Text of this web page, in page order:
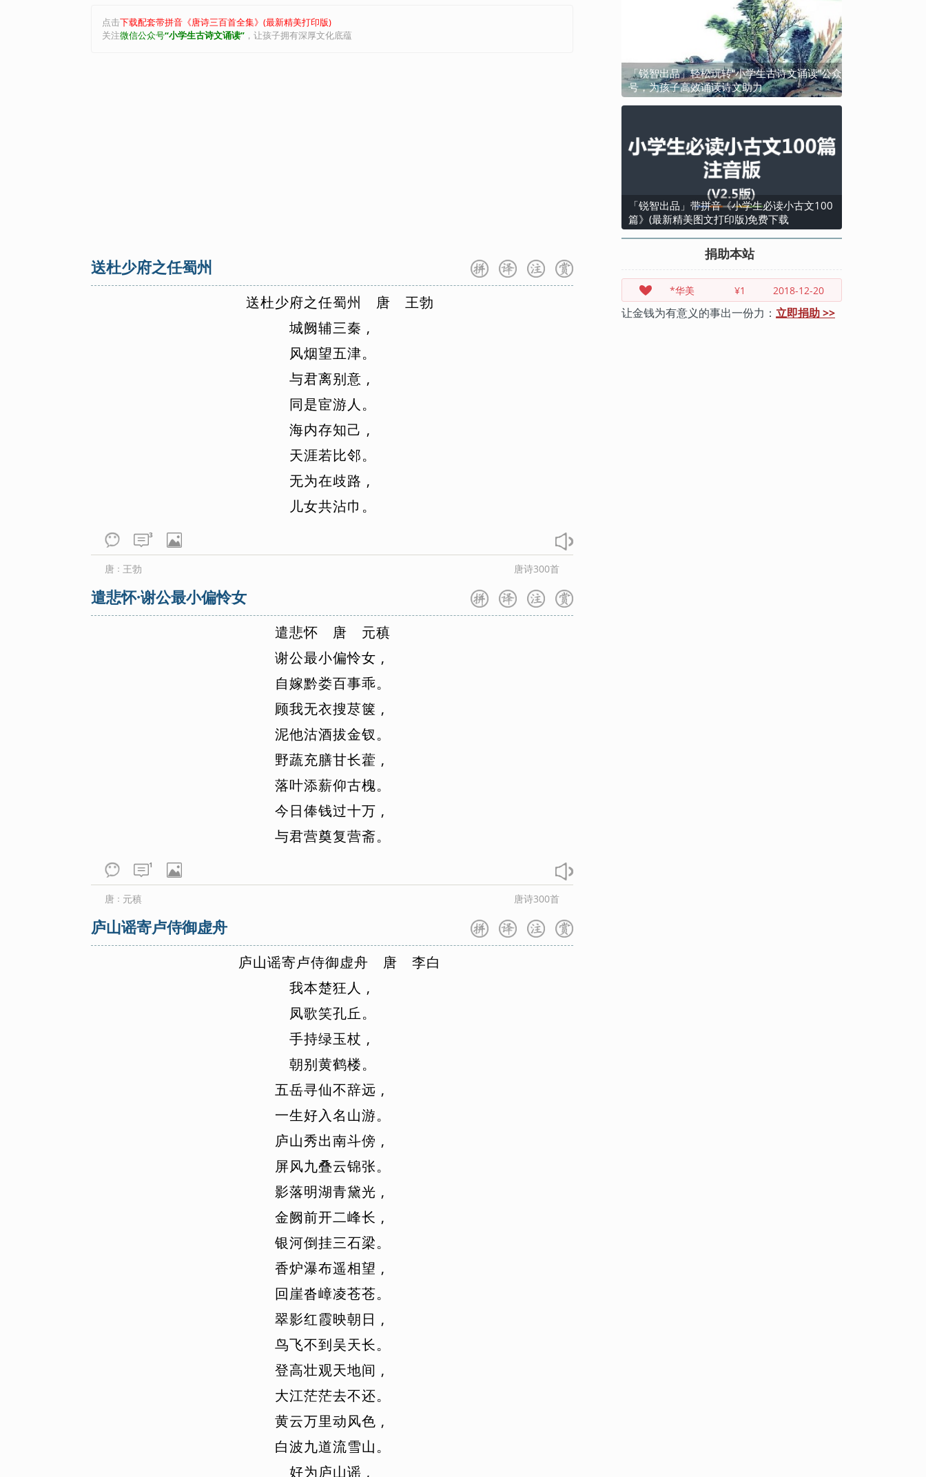
天气的严寒，使“敢将十指夸针巧”的女子不那么得心应手了，而时不我待，偏偏驿使就要出发，人
点击下载配套带拼音《唐诗三百首全集》(最新精美打印版)
关注微信公众号“小学生古诗文诵读” ，让孩子拥有深厚文化底蕴
送杜少府之任蜀州
送杜少府之任蜀州 唐 王勃
城阙辅三秦 ,
风烟望五津。
与君离别意 ,
同是宦游人 。
海内存知己 ,
天涯若比邻。
无为在歧路 ,
儿女共沾巾 。
3
唐 ： 王勃 唐诗300首
遣悲怀·谢公最小偏怜女
遣悲怀 唐 元稹
谢公最小偏怜女 ,
自嫁黔娄百事乖。
顾我无衣搜荩箧 ,
泥他沽酒拔金钗。
野蔬充膳甘长藿 ,
落叶添薪仰古槐。
今日俸钱过十万 ,
与君营奠复营斋。
1
唐 ： 元稹 唐诗300首
庐山谣寄卢侍御虚舟
庐山谣寄卢侍御虚舟 唐 李白
我本楚狂人 ,
凤歌笑孔丘。
手持绿玉杖 ,
朝别黄鹤楼。
五岳寻仙不辞远 ,
一生好入名山游。
庐山秀出南斗傍 ,
屏风九叠云锦张。
影落明湖青黛光 ,
金阙前开二峰长 ,
银河倒挂三石梁。
香炉瀑布遥相望 ,
回崖沓嶂凌苍苍。
翠影红霞映朝日 ,
鸟飞不到吴天长。
登高壮观天地间 ,
大江茫茫去不还。
黄云万里动风色 ,
白波九道流雪山。
好为庐山谣 ,
「锐智出品」轻松玩转“小学生古诗文诵读”公众
号，为孩子高效诵读诗文助力
「锐智出品」带拼音《小学生必读小古文100
篇》(最新精美图文打印版)免费下载
捐助本站
*华美 ¥1
2018-12-20
[匿名]
¥10
2018-12-19
让金钱为有意义的事出一份力： 立即捐助 >>